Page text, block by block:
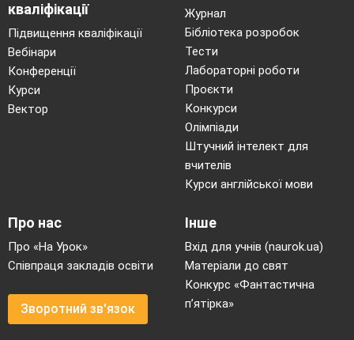
кваліфікації
Підвищення кваліфікації
Вебінари
Конференції
Курси
Вектор
Журнал
Бібліотека розробок
Тести
Лабораторні роботи
Проєкти
Конкурси
Олімпіади
Штучний інтелект для
вчителів
Курси англійської мови
Про нас
Про «На Урок»
Співпраця закладів освіти
Зворотний зв'язок
Інше
Вхід для учнів (naurok.ua)
Матеріали до свят
Конкурс «Фантастична
п’ятірка»